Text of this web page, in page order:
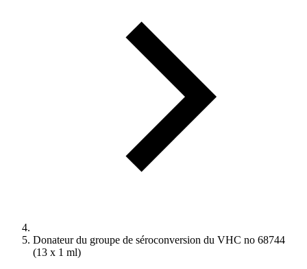
Donateur du groupe de séroconversion du VHC no 68744
(13 x 1 ml)